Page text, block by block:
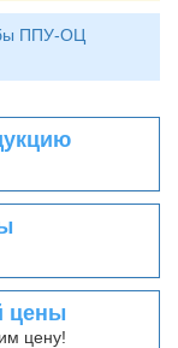
ППУ-ОЦ
цены
цену!